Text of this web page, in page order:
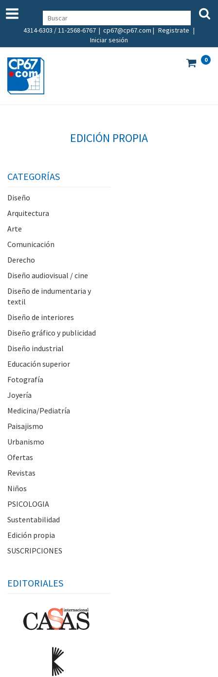
4314-6303 / 11-2568-6767 | cp67@cp67.com | Registrate |
Iniciar sesión
0
EDICIÓN PROPIA
CATEGORÍAS
Diseño
Arquitectura
Arte
Comunicación
Derecho
Diseño audiovisual / cine
Diseño de indumentaria y
textil
Diseño de interiores
Diseño gráfico y publicidad
Diseño industrial
Educación superior
Fotografía
Joyería
Medicina/Pediatría
Paisajismo
Urbanismo
Ofertas
Revistas
Niños
PSICOLOGIA
Sustentabilidad
Edición propia
SUSCRIPCIONES
EDITORIALES